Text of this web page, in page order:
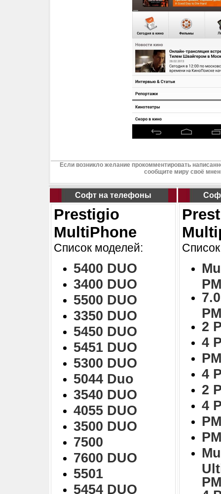
Если возникло желание прокомментировать
сообщите миру своё
Софт на телефоны
Prestigio
MultiPhone
Список моделей:
5400 DUO
3400 DUO
5500 DUO
3350 DUO
5450 DUO
5451 DUO
5300 DUO
5044 Duo
3540 DUO
4055 DUO
3500 DUO
7500
7600 DUO
5501
5454 DUO
2
4
4
2
4